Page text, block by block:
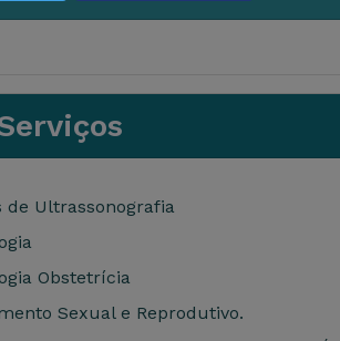
Ultrassonografia
Obstetrícia
Sexual e Reprodutivo.